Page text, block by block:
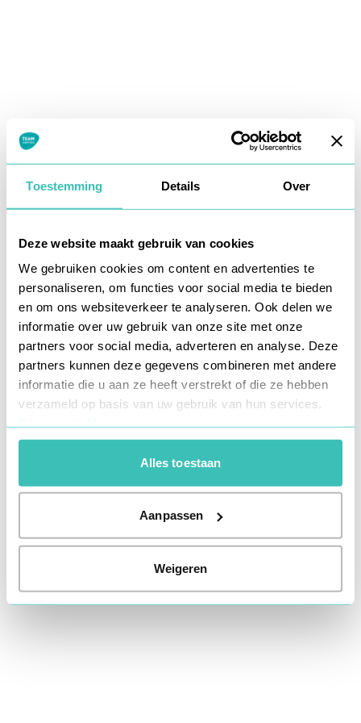
Toestemming Details Over
Deze website maakt gebruik van cookies
We gebruiken cookies om content en advertenties te
personaliseren, om functies voor social media te bieden
en om ons websiteverkeer te analyseren. Ook delen we
informatie over uw gebruik van onze site met onze
partners voor social media, adverteren en analyse. Deze
partners kunnen deze gegevens combineren met andere
informatie die u aan ze heeft verstrekt of die ze hebben
verzameld op basis van uw gebruik van hun services.
Alles toestaan
Aanpassen
Weigeren
Application error: a client
-side exception has occurred while
loadingwww.teamkappers.nl(see the browser consolefor more
information).